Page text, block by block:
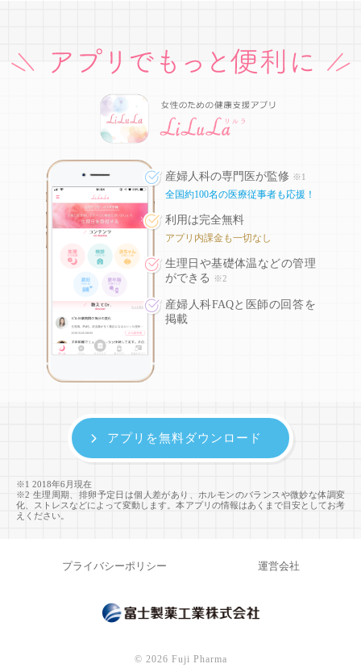
産婦人科の専門医が監修 ※1
全国約100名の医療従事者も応援！
利用は完全無料
アプリ内課金も一切なし
生理日や基礎体温などの管理
ができる
※2
産婦人科FAQと医師の回答を
掲載
※1 2018年6月現在
※2 生理周期、排卵予定日は個人差があり、ホルモンのバランスや微妙な体調変
化、ストレスなどによって変動します。本アプリの情報はあくまで目安としてお考
えください。
アプリを無料ダウンロード
プライバシーポリシー 運営会社
© 2026 Fuji Pharma